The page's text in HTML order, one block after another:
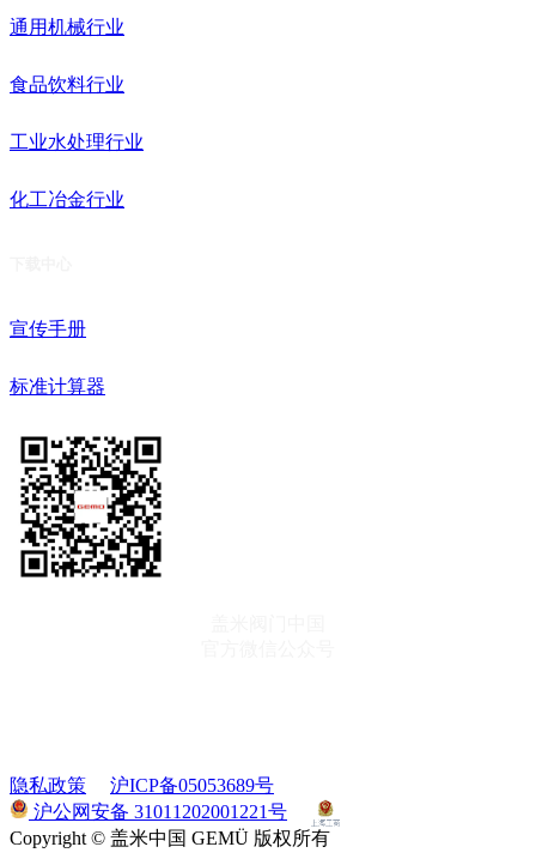
通用机械行业
食品饮料行业
工业水处理行业
化工冶金行业
宣传手册
标准计算器
隐私政策
沪ICP备05053689号
沪公网安备 31011202001221号
Copyright © 盖米中国 GEMÜ 版权所有